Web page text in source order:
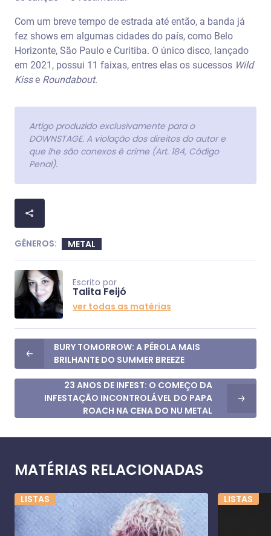
Com um breve tempo de estrada até então, a banda já
fez shows em algumas cidades do país, como Belo
Horizonte, São Paulo e Curitiba. O único disco, lançado
em 2021, possui 11 faixas, entres elas os sucessos Wild
Kisse Roundabout.
Artigo produzido exclusivamente para o
DOWNSTAGE. A violação dos direitos do autor e
que lhe são conexos é crime (Art. 184, Código
Penal).
GÊNEROS: METAL
Escrito por
Talita Feijó
ver todas as matérias
BURY TOMORROW: A PÉROLA MAIS
BRILHANTE DO SUMMER BREEZE
23 ANOS DE INFEST: O COMEÇO DA
INFESTAÇÃO INCONTROLÁVEL DO PAPA
ROACH NA CENA DO NU METAL
MATÉRIAS RELACIONADAS
LISTAS LISTAS